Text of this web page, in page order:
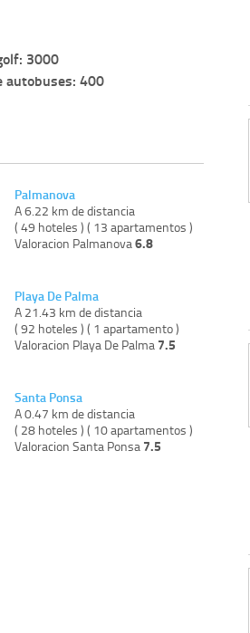
3000
autobuses: 400
Palmanova
A 6.22 km de distancia
( 49 hoteles ) ( 13 apartamentos )
Valoracion Palmanova6.8
Playa De Palma
A 21.43 km de distancia
( 92 hoteles ) ( 1 apartamento )
Valoracion Playa De Palma 7.5
Santa Ponsa
A 0.47 km de distancia
( 28 hoteles ) ( 10 apartamentos )
Valoracion Santa Ponsa 7.5